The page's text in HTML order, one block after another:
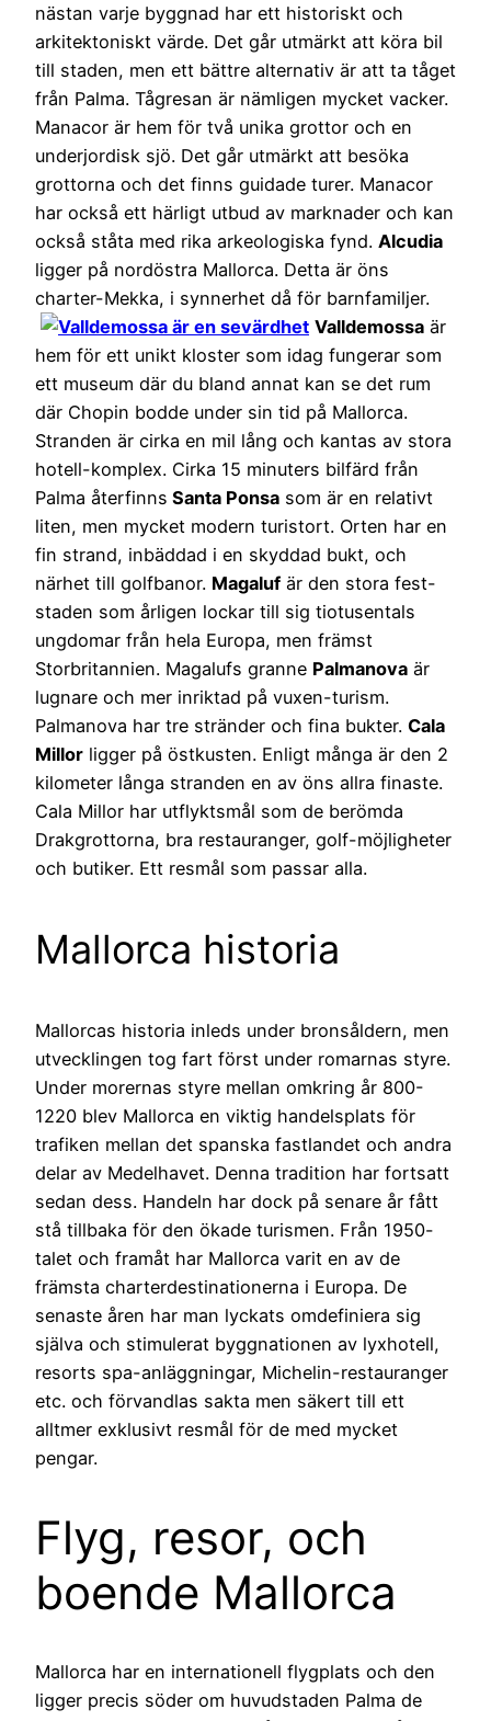
nästan varje byggnad har ett historiskt och
arkitektoniskt värde. Det går utmärkt att köra bil
till staden, men ett bättre alternativ är att ta tåget
från Palma. Tågresan är nämligen mycket vacker.
Manacor är hem för två unika grottor och en
underjordisk sjö. Det går utmärkt att besöka
grottorna och det finns guidade turer. Manacor
har också ett härligt utbud av marknader och kan
också ståta med rika arkeologiska fynd. Alcudia
ligger på nordöstra Mallorca. Detta är öns
charter-Mekka, i synnerhet då för barnfamiljer.
Valldemossa är
hem för ett unikt kloster som idag fungerar som
ett museum där du bland annat kan se det rum
där Chopin bodde under sin tid på Mallorca.
Stranden är cirka en mil lång och kantas av stora
hotell-komplex. Cirka 15 minuters bilfärd från
Palma återfinns Santa Ponsa som är en relativt
liten, men mycket modern turistort. Orten har en
fin strand, inbäddad i en skyddad bukt, och
närhet till golfbanor. Magaluf är den stora fest-
staden som årligen lockar till sig tiotusentals
ungdomar från hela Europa, men främst
Storbritannien. Magalufs granne Palmanova är
lugnare och mer inriktad på vuxen-turism.
Palmanova har tre stränder och fina bukter. Cala
Millor ligger på östkusten. Enligt många är den 2
kilometer långa stranden en av öns allra finaste.
Cala Millor har utflyktsmål som de berömda
Drakgrottorna, bra restauranger, golf-möjligheter
och butiker. Ett resmål som passar alla.
Mallorca historia
Mallorcas historia inleds under bronsåldern, men
utvecklingen tog fart först under romarnas styre.
Under morernas styre mellan omkring år 800-
1220 blev Mallorca en viktig handelsplats för
trafiken mellan det spanska fastlandet och andra
delar av Medelhavet. Denna tradition har fortsatt
sedan dess. Handeln har dock på senare år fått
stå tillbaka för den ökade turismen. Från 1950-
talet och framåt har Mallorca varit en av de
främsta charterdestinationerna i Europa. De
senaste åren har man lyckats omdefiniera sig
själva och stimulerat byggnationen av lyxhotell,
resorts spa-anläggningar, Michelin-restauranger
etc. och förvandlas sakta men säkert till ett
alltmer exklusivt resmål för de med mycket
pengar.
Flyg, resor, och
boende Mallorca
Mallorca har en internationell flygplats och den
ligger precis söder om huvudstaden Palma de